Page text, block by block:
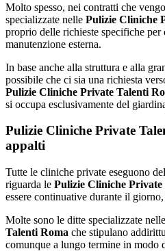
Molto spesso, nei contratti che
specializzate nelle Pulizie Cliniche
proprio delle richieste specifiche per
manutenzione esterna.
In base anche alla struttura e alla
possibile che ci sia una richiesta
Pulizie Cliniche Private Talenti
si occupa esclusivamente del
Pulizie Cliniche Private
appalti
Tutte le cliniche private eseguono
riguarda le Pulizie Cliniche Private
essere continuative durante il
Molte sono le ditte specializzate nelle
Talenti Roma che stipulano
comunque a lungo termine in modo